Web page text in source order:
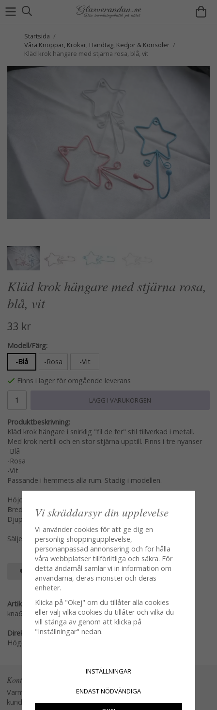
Startsida /
Våra Knoppar, Krokar, Handtag, Kedjor & Konsoler /
Kläd krok hängare med stjärna rosa, blå, vit
Kläd krok hängare med stjärna rosa,
blå, vit
33 kr
Modell/Färg:
-Blå
-Rosa -Vit
Finns i lager för omgående leverans
LÄGG I VARUKORGEN
Produktbeskrivning:
Kläd krok hängare i snirklig "fil de fer" stil tillverkad i metall.
Med krok nertill och en stor stjärna upptill. Finns i tre nyanser
-Blå
-Rosa
-Vit
Passande i hemmets alla rum. Stadig i modellen.
Höjd: 16cm
Bredd: 9cm
Djup: 4cm
Säljes per styck var modell/färg för sig en och en
SPARA SOM FAVORIT
Artikelnummer:
kna60blue
Direktlänk:
Högerklicka och kopiera adressen
Kontakta oss
Varmt välkommen att kontakta vår
kundtjänst.
Vi skräddarsyr din upplevelse
Vi använder cookies för att ge dig en
personlig shoppingupplevelse,
personanpassad annonsering och för hålla
våra webbplatser tillförlitliga och säkra. För
detta ändamål samlar vi in information om
användarna, deras mönster och deras
enheter.
Klicka på "Okej" om du tillåter alla cookies
eller välj vilka cookies du tillåter och vilka du
vill stänga av genom att klicka på
"Inställningar" nedan.
INSTÄLLNINGAR
ENDAST NÖDVÄNDIGA